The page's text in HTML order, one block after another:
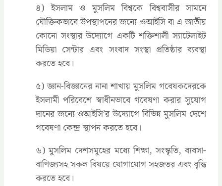
৪) ইসলাম ও মুসলিম বিশ্বকে বিশ্ববাসীর সামনে
যৌক্তিকভাবে উপস্থাপনের জন্যে ওআইসি বা এ জাতীয়
কোনো সংস্থার উদ্যোগে একটি শক্তিশালী স্যাটেলাইট
মিডিয়া সেন্টার এবং সংবাদ সংস্থা প্রতিষ্ঠার ব্যবস্থা
করতে হবে।
৫) জ্ঞান-বিজ্ঞানের নানা শাখায় মুসলিম গবেষকদেরকে
ইসলামী পরিবেশে স্বাধীনভাবে গবেষণা করার সুযোগ
দানের জন্যে ওআইসি’র উদ্যোগে বিভিন্ন মুসলিম দেশে
গবেষণা কেন্দ্র স্থাপন করতে হবে।
৬) মুসলিম দেশসমূহের মধ্যে শিক্ষা, সংস্কৃতি, ব্যবসা-
বাণিজ্যসহ সকল বিষয়ে যোগাযোগ সহজতর এবং বৃদ্ধি
করতে হবে।